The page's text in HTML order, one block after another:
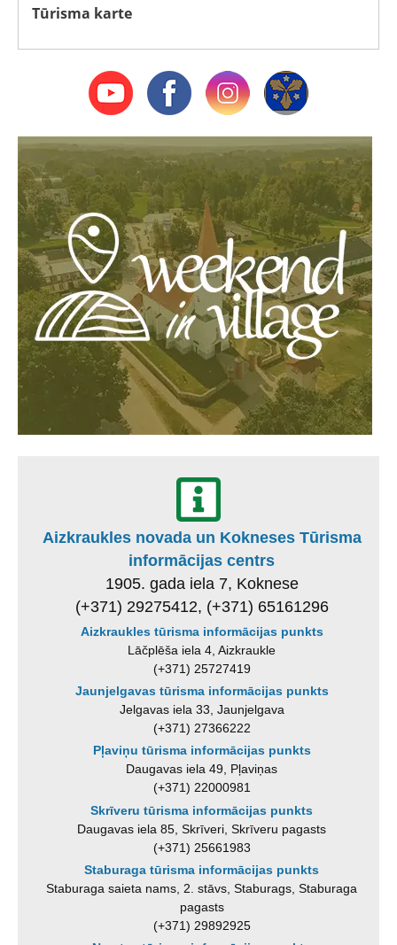
Tūrisma karte
Aizkraukles novada un Kokneses Tūrisma
informācijas centrs
1905. gada iela 7, Koknese
(+371) 29275412, (+371) 65161296
Aizkraukles tūrisma informācijas punkts
Lāčplēša iela 4, Aizkraukle
(+371) 25727419
Jaunjelgavas tūrisma informācijas punkts
Jelgavas iela 33, Jaunjelgava
(+371) 27366222
Pļaviņu tūrisma informācijas punkts
Daugavas iela 49, Pļaviņas
(+371) 22000981
Skrīveru tūrisma informācijas punkts
Daugavas iela 85, Skrīveri, Skrīveru pagasts
(+371) 25661983
Staburaga tūrisma informācijas punkts
Staburaga saieta nams, 2. stāvs, Staburags, Staburaga
pagasts
(+371) 29892925